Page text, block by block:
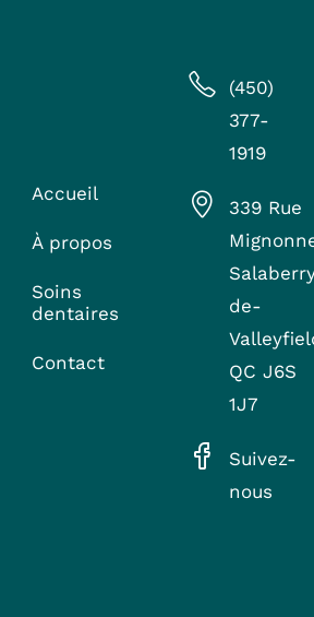
Accueil
À propos
Soins
dentaires
Contact
(450)
377-
1919
339 Rue
de-
QC J6S
1J7
Suivez-
nous